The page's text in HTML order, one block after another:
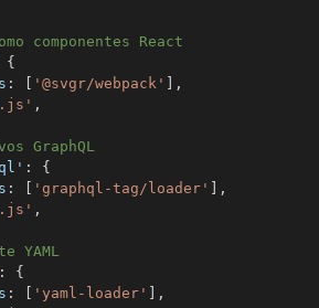
componentes React
{
: [ '@svgr/webpack' ] ,
,
GraphQL
:
{
: [ 'graphql-tag/loader' ] ,
,
YAML
:
{
: [ 'yaml-loader' ] ,